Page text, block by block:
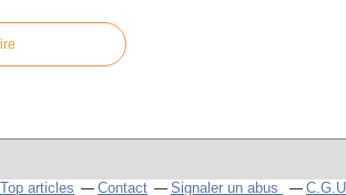
Top articles Contact Signaler un abus